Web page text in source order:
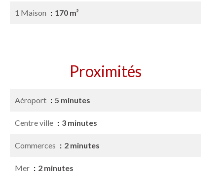
1 Maison 170 m²
Proximités
Aéroport 5 minutes
Centre ville 3 minutes
Commerces 2 minutes
Mer 2 minutes